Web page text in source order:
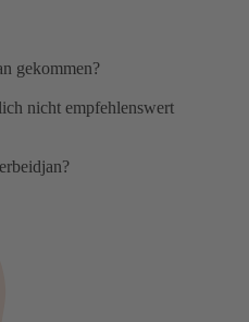
gekommen?
nicht empfehlenswert